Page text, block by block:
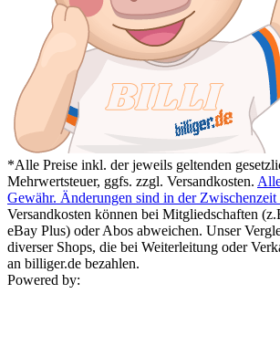
*Alle Preise inkl. der jeweils geltenden
Mehrwertsteuer, ggfs. zzgl. Versandkosten.
Gewähr. Änderungen sind in der
Versandkosten können bei Mitgliedschaften
eBay Plus) oder Abos abweichen. Unser
diverser Shops, die bei Weiterleitung oder
an billiger.de bezahlen.
Powered by: